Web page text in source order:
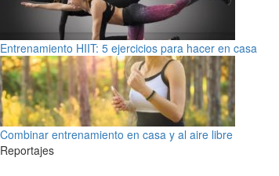
Entrenamiento HIIT: 5 ejercicios para hacer en casa
Combinar entrenamiento en casa y al aire libre
Reportajes